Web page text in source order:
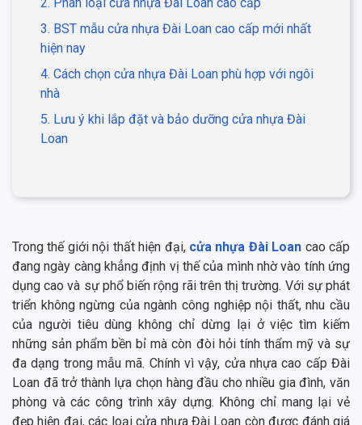
3. BST mẫu cửa nhựa Đài Loan cao cấp mới nhất
hiện nay
4. Cách chọn cửa nhựa Đài Loan phù hợp với ngôi
nhà
5. Lưu ý khi lắp đặt và bảo dưỡng cửa nhựa Đài
Loan
Trong thế giới nội thất hiện đại, cửa nhựa Đài Loan cao cấp
đang ngày càng khẳng định vị thế của mình nhờ vào tính ứng
dụng cao và sự phổ biến rộng rãi trên thị trường. Với sự phát
triển không ngừng của ngành công nghiệp nội thất, nhu cầu
của người tiêu dùng không chỉ dừng lại ở việc tìm kiếm
những sản phẩm bền bỉ mà còn đòi hỏi tính thẩm mỹ và sự
đa dạng trong mẫu mã. Chính vì vậy, cửa nhựa cao cấp Đài
Loan đã trở thành lựa chọn hàng đầu cho nhiều gia đình, văn
phòng và các công trình xây dựng. Không chỉ mang lại vẻ
đẹp hiện đại, các loại cửa nhựa Đài Loan còn được đánh giá